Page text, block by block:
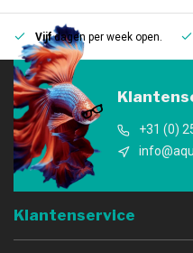
Vijfdagen per week open.
+31 (0)
Klantenservice